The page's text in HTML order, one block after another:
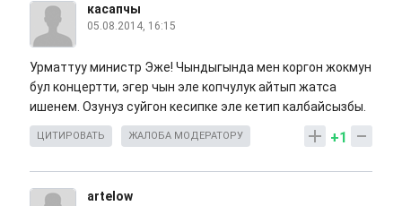
касапчы
05.08.2014, 16:15
Урматтуу министр Эже! Чындыгында мен коргон жокмун
бул концертти, эгер чын эле копчулук айтып жатса
ишенем. Озунуз суйгон кесипке эле кетип калбайсызбы.
+1
ЦИТИРОВАТЬ ЖАЛОБА МОДЕРАТОРУ
artelow